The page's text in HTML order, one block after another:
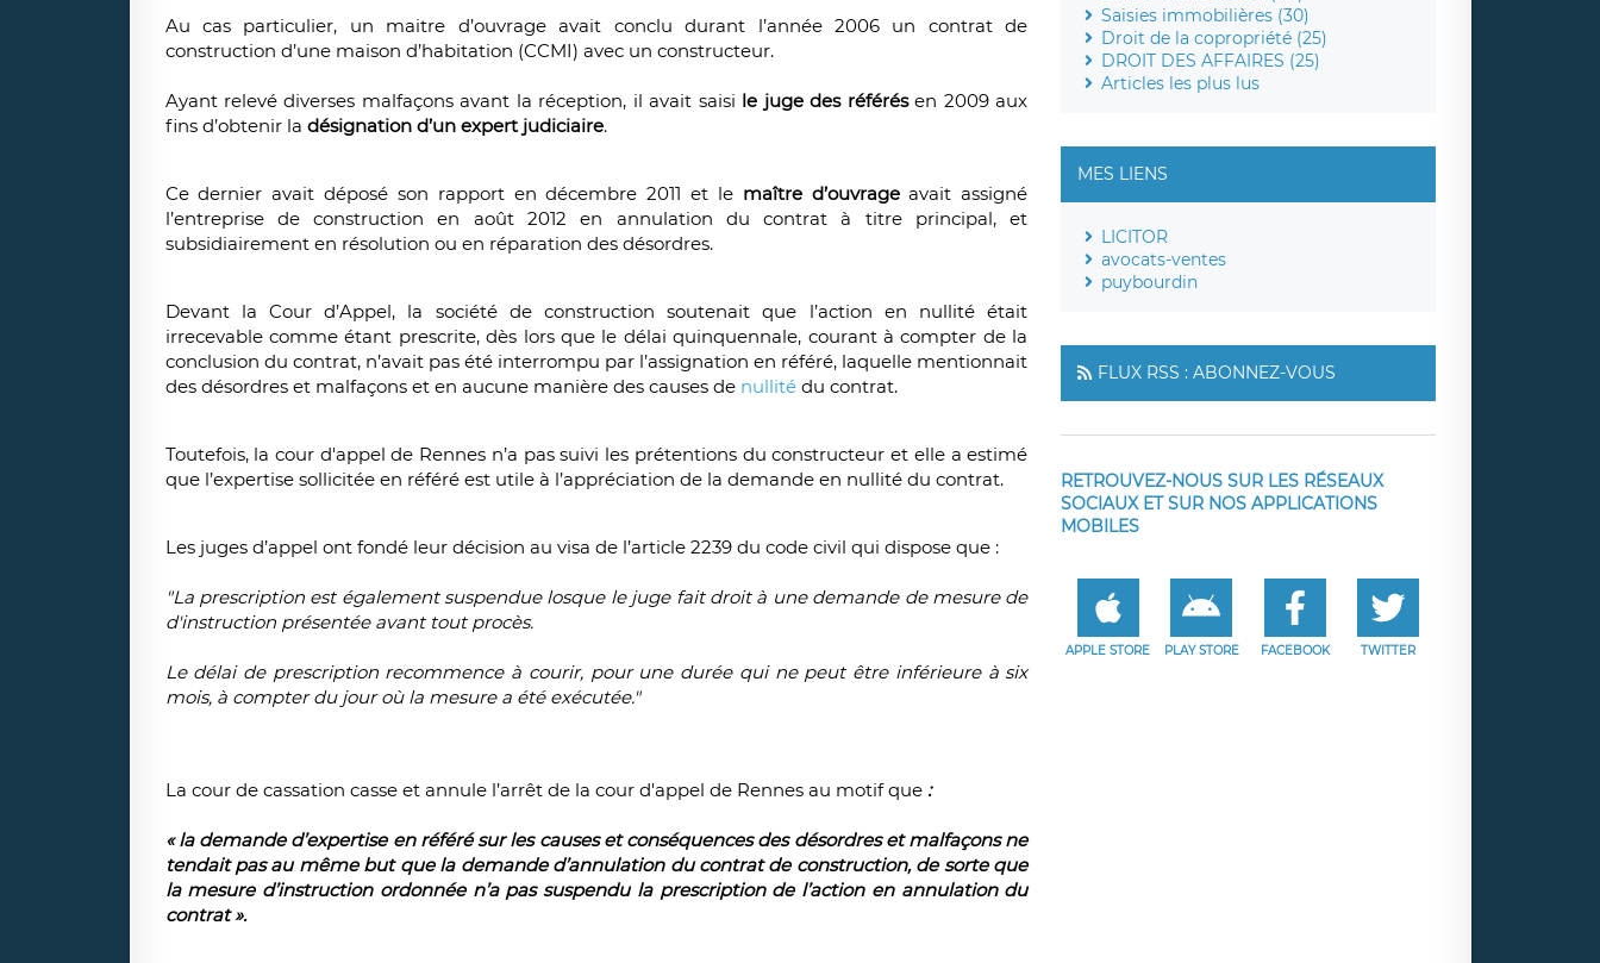
Au cas particulier, un maitre d’ouvrage avait conclu durant l’année 2006 un contrat de
construction d’une maison d’habitation (CCMI) avec un constructeur.
Ayant relevé diverses malfaçons avant la réception, il avait saisi le juge des référésen 2009 aux
fins d’obtenir la désignation d’un expert judiciaire.
Ce dernier avait déposé son rapport en décembre 2011 et le maître d’ouvrageavait assigné
l’entreprise de construction en août 2012 en annulation du contrat à titre principal, et
subsidiairement en résolution ou en réparation des désordres.
Devant la Cour d’Appel, la société de construction soutenait que l’action en nullité était
irrecevable comme étant prescrite, dès lors que le délai quinquennale, courant à compter de la
conclusion du contrat, n’avait pas été interrompu par l’assignation en référé, laquelle mentionnait
des désordres et malfaçons et en aucune manière des causes de nullitédu contrat.
Toutefois, la cour d'appel de Rennes n’a pas suivi les prétentions du constructeur et elle a estimé
que l’expertise sollicitée en référé est utile à l’appréciation de la demande en nullité du contrat.
Les juges d’appel ont fondé leur décision au visa de l’article 2239 du code civil qui dispose que :
"La prescription est également suspendue losque le juge fait droit à une demande de mesure de
d'instruction présentée avant tout procès.
Le délai de prescription recommence à courir, pour une durée qui ne peut être inférieure à six
mois, à compter du jour où la mesure a été exécutée."
La cour de cassation casse et annule l’arrêt de la cour d'appel de Rennes au motif que :
« la demande d’expertise en référé sur les causes et conséquences des désordres et malfaçons ne
tendait pas au même but que la demande d’annulation du contrat de construction, de sorte que
la mesure d’instruction ordonnée n’a pas suspendu la prescription de l’action en annulation du
contrat ».
Saisies immobilières (30)
Droit de la copropriété (25)
DROIT DES AFFAIRES (25)
Articles les plus lus
MES LIENS
LICITOR
avocats-ventes
puybourdin
FLUX RSS : ABONNEZ-VOUS
RETROUVEZ-NOUS SUR LES RÉSEAUX
SOCIAUX ET SUR NOS APPLICATIONS
MOBILES
APPLE STORE PLAY STORE FACEBOOK TWITTER